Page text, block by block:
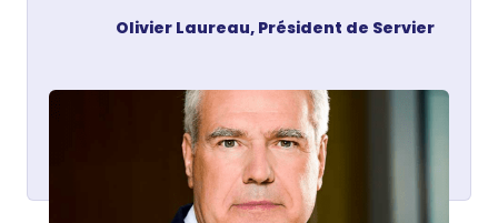
Olivier Laureau, Président de Servier